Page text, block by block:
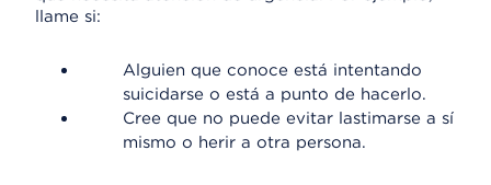
llame si:
Alguien que conoce está intentando
suicidarse o está a punto de hacerlo.
Cree que no puede evitar lastimarse a sí
mismo o herir a otra persona.